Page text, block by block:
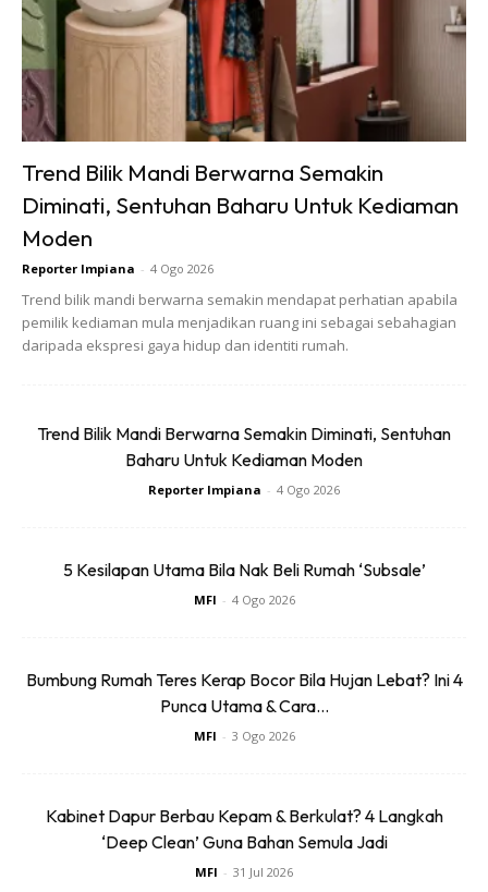
digalakkan.
4. PENYEDIAAN MEDIUM TANAMAN
Sedaiakan medium tanaman serbaguna yang kaya dengan
bahan organik dan bersaliran baik.
Ads
Tembikai atau semangka memerlukan air yang banyak
petang. Air siraman perlu terus jatuh ke permukaan tahan
dan elak dari menyiram kuntuman bunga sama ada yang
masih kudup atau telah berkembang mekar. Jika hal ini
Trend Bilik Mandi Berwarna Semakin
Diminati, Sentuhan Baharu Untuk Kediaman
Moden
Reporter Impiana - 4 Ogo 2026
Trend bilik mandi berwarna semakin mendapat perhatian apabila
pemilik kediaman mula menjadikan ruang ini sebagai sebahagian
daripada ekspresi gaya hidup dan identiti rumah.
Trend Bilik Mandi Berwarna Semakin Diminati, Sentuhan
Baharu Untuk Kediaman Moden
Reporter Impiana - 4 Ogo 2026
5 Kesilapan Utama Bila Nak Beli Rumah ‘Subsale’
MFI - 4 Ogo 2026
Bumbung Rumah Teres Kerap Bocor Bila Hujan Lebat? Ini 4
Punca Utama & Cara...
MFI - 3 Ogo 2026
Kabinet Dapur Berbau Kepam & Berkulat? 4 Langkah
‘Deep Clean’ Guna Bahan Semula Jadi
MFI - 31 Jul 2026